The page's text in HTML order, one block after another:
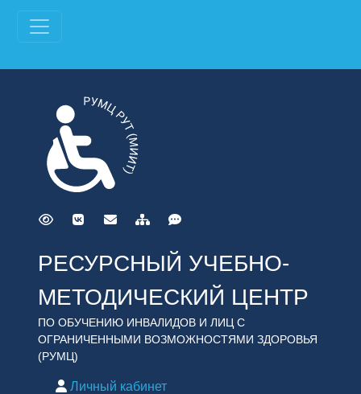
РЕСУРСНЫЙ УЧЕБНО-
МЕТОДИЧЕСКИЙ ЦЕНТР
ПО ОБУЧЕНИЮ ИНВАЛИДОВ И ЛИЦ С
ОГРАНИЧЕННЫМИ ВОЗМОЖНОСТЯМИ ЗДОРОВЬЯ
(РУМЦ)
Личный кабинет